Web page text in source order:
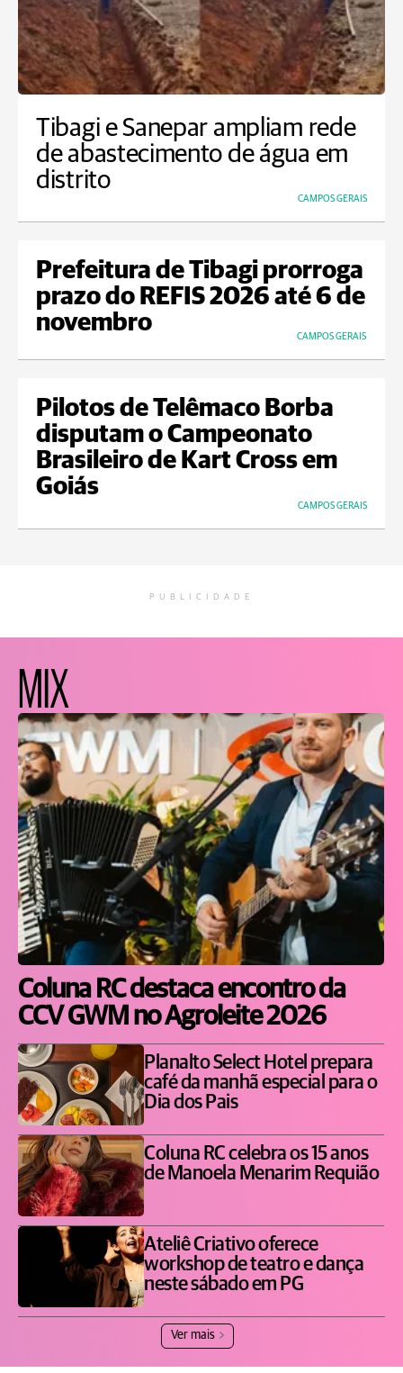
Tibagi e Sanepar ampliam rede
de abastecimento de água em
distrito
CAMPOS GERAIS
Prefeitura de Tibagi prorroga
prazo do REFIS 2026 até 6 de
novembro
CAMPOS GERAIS
Pilotos de Telêmaco Borba
disputam o Campeonato
Brasileiro de Kart Cross em
Goiás
CAMPOS GERAIS
PUBLICIDADE
MIX
Coluna RC destaca encontro da
CCV GWM no Agroleite 2026
Planalto Select Hotel prepara
café da manhã especial para o
Dia dos Pais
Coluna RC celebra os 15 anos
de Manoela Menarim Requião
Ateliê Criativo oferece
workshop de teatro e dança
neste sábado em PG
Ver mais